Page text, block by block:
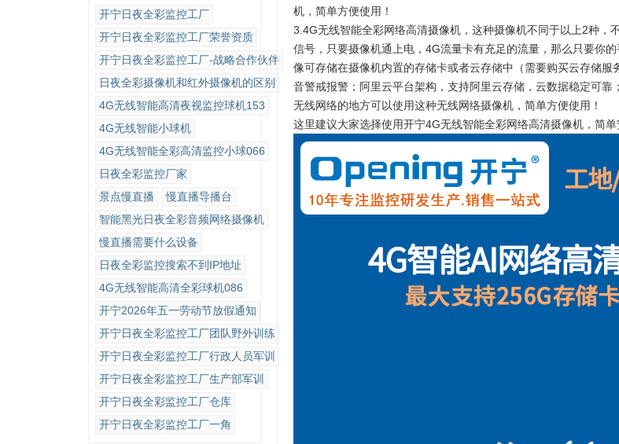
开宁日夜全彩监控工厂
开宁日夜全彩监控工厂荣誉资质
开宁日夜全彩监控工厂-战略合作伙伴
日夜全彩摄像机和红外摄像机的区别
4G无线智能高清夜视监控球机153
4G无线智能小球机
4G无线智能全彩高清监控小球066
日夜全彩监控厂家
景点慢直播
慢直播导播台
智能黑光日夜全彩音频网络摄像机
慢直播需要什么设备
日夜全彩监控搜索不到IP地址
4G无线智能高清全彩球机086
开宁2026年五一劳动节放假通知
开宁日夜全彩监控工厂团队野外训练
开宁日夜全彩监控工厂行政人员军训
开宁日夜全彩监控工厂生产部军训
开宁日夜全彩监控工厂仓库
开宁日夜全彩监控工厂一角
机，简单方便使用！
3. 4G无线智能全彩网络高清摄像机，这种摄像机不同于以上2种
信号， 只要摄像机通上电，4G流量卡有充足的流量，那么只要你
像可存储在摄像机内置的存储卡或者云存储中（需要购买云存储服
音警戒报警； 阿里云平台架构，支持阿里云存储，云数据稳定可靠；
无线网络的地方可以使用这种无线网络摄像机，简单方便使用！
这里建议大家选择使用开宁4G无线智能全彩网络高清摄像机，简单